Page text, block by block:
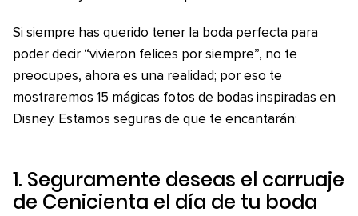
Si siempre has querido tener la boda perfecta para
poder decir “vivieron felices por siempre”, no te
preocupes, ahora es una realidad; por eso te
mostraremos 15 mágicas fotos de bodas inspiradas en
Disney. Estamos seguras de que te encantarán:
1. Seguramente deseas el carruaje
de Cenicienta el día de tu boda